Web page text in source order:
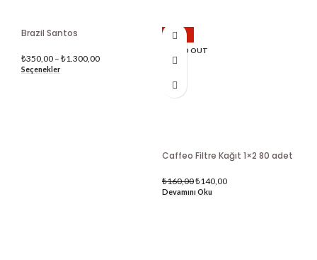
Brazil Santos
₺350,00 – ₺1.300,00
Seçenekler
-13%
SOLD OUT
Caffeo Filtre Kağıt 1×2 80 adet
₺160,00₺140,00
Devamını Oku